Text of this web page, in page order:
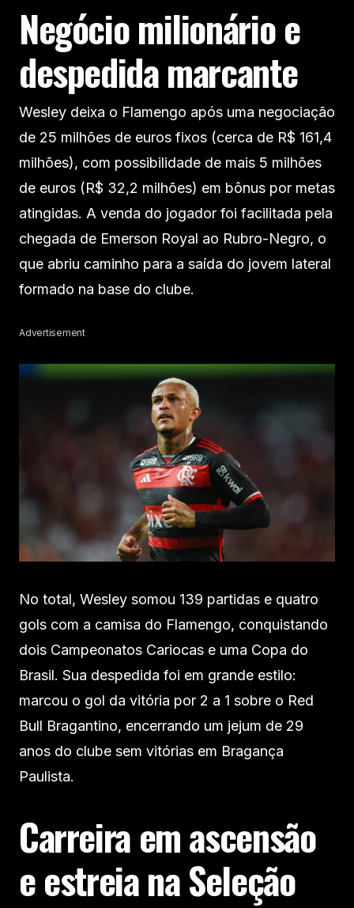
Negócio milionário e
despedida marcante
Wesley deixa o Flamengo após uma negociação
de 25 milhões de euros fixos (cerca de R$ 161,4
milhões), com possibilidade de mais 5 milhões
de euros (R$ 32,2 milhões) em bônus por metas
atingidas. A venda do jogador foi facilitada pela
chegada de Emerson Royal ao Rubro-Negro, o
que abriu caminho para a saída do jovem lateral
formado na base do clube.
Advertisement
No total, Wesley somou 139 partidas e quatro
gols com a camisa do Flamengo, conquistando
dois Campeonatos Cariocas e uma Copa do
Brasil. Sua despedida foi em grande estilo:
marcou o gol da vitória por 2 a 1 sobre o Red
Bull Bragantino, encerrando um jejum de 29
anos do clube sem vitórias em Bragança
Paulista.
Carreira em ascensão
e estreia na Seleção